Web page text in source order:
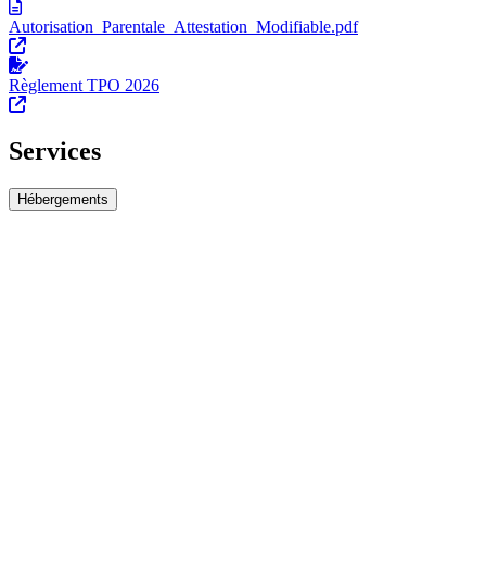
Autorisation_Parentale_Attestation_Modifiable.pdf
Règlement TPO 2026
Services
Hébergements